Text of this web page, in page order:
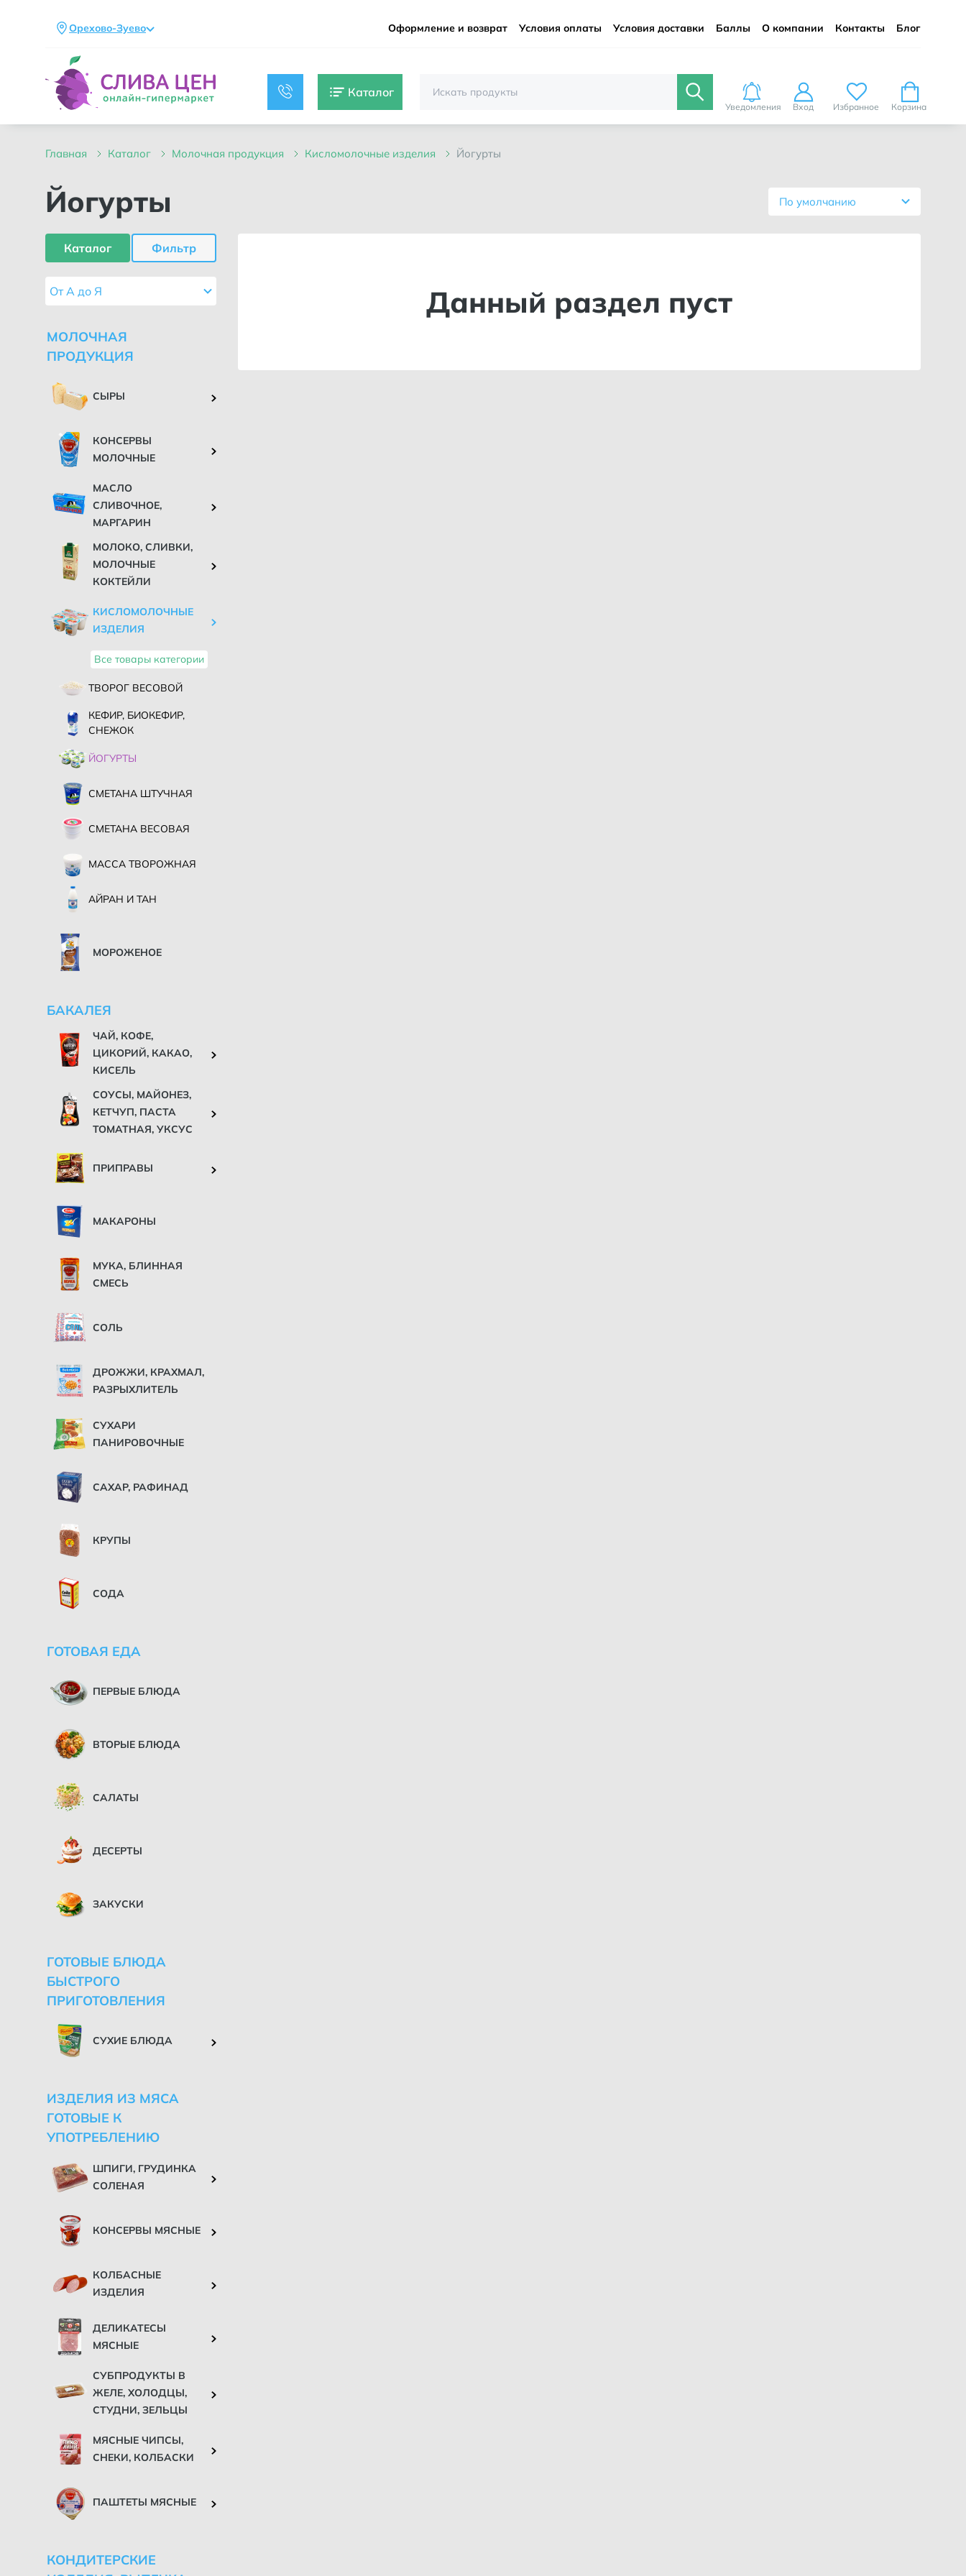
Орехово-Зуево Оформление и возврат Условия оплаты Условия доставки Баллы О компании Контакты Блог
Каталог
Уведомления Вход Избранное Корзина
главная каталог молочная продукция кисломолочные изделия йогурты
Йогурты По умолчанию
Каталог Фильтр
От А до Я
МОЛОЧНАЯ
ПРОДУКЦИЯ
СЫРЫ
КОНСЕРВЫ
МОЛОЧНЫЕ
МАСЛО
СЛИВОЧНОЕ,
МАРГАРИН
МОЛОКО, СЛИВКИ,
МОЛОЧНЫЕ
КОКТЕЙЛИ
КИСЛОМОЛОЧНЫЕ
ИЗДЕЛИЯ
Все товары категории
ТВОРОГ ВЕСОВОЙ
КЕФИР, БИОКЕФИР,
СНЕЖОК
ЙОГУРТЫ
СМЕТАНА ШТУЧНАЯ
СМЕТАНА ВЕСОВАЯ
МАССА ТВОРОЖНАЯ
АЙРАН И ТАН
МОРОЖЕНОЕ
БАКАЛЕЯ
ЧАЙ, КОФЕ,
ЦИКОРИЙ, КАКАО,
КИСЕЛЬ
СОУСЫ, МАЙОНЕЗ,
КЕТЧУП, ПАСТА
ТОМАТНАЯ, УКСУС
ПРИПРАВЫ
МАКАРОНЫ
МУКА, БЛИННАЯ
СМЕСЬ
СОЛЬ
ДРОЖЖИ, КРАХМАЛ,
РАЗРЫХЛИТЕЛЬ
СУХАРИ
ПАНИРОВОЧНЫЕ
САХАР, РАФИНАД
КРУПЫ
СОДА
ГОТОВАЯ ЕДА
ПЕРВЫЕ БЛЮДА
ВТОРЫЕ БЛЮДА
САЛАТЫ
ДЕСЕРТЫ
ЗАКУСКИ
ГОТОВЫЕ БЛЮДА
БЫСТРОГО
ПРИГОТОВЛЕНИЯ
СУХИЕ БЛЮДА
ИЗДЕЛИЯ ИЗ МЯСА
ГОТОВЫЕ К
УПОТРЕБЛЕНИЮ
ШПИГИ, ГРУДИНКА
СОЛЕНАЯ
КОНСЕРВЫ МЯСНЫЕ
КОЛБАСНЫЕ
ИЗДЕЛИЯ
ДЕЛИКАТЕСЫ
МЯСНЫЕ
СУБПРОДУКТЫ В
ЖЕЛЕ, ХОЛОДЦЫ,
СТУДНИ, ЗЕЛЬЦЫ
МЯСНЫЕ ЧИПСЫ,
СНЕКИ, КОЛБАСКИ
ПАШТЕТЫ МЯСНЫЕ
КОНДИТЕРСКИЕ
Данный раздел пуст